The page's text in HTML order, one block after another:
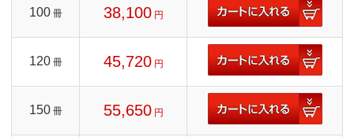
100 冊 38,100 円
120 冊 45,720 円
150 冊 55,650 円